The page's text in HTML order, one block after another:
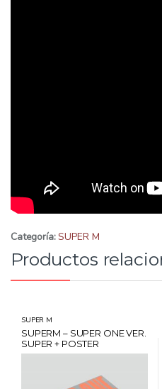
Categoría:SUPER M
Productos
SUPER M
SUPERM – SUPER ONE VER.
SUPER + POSTER